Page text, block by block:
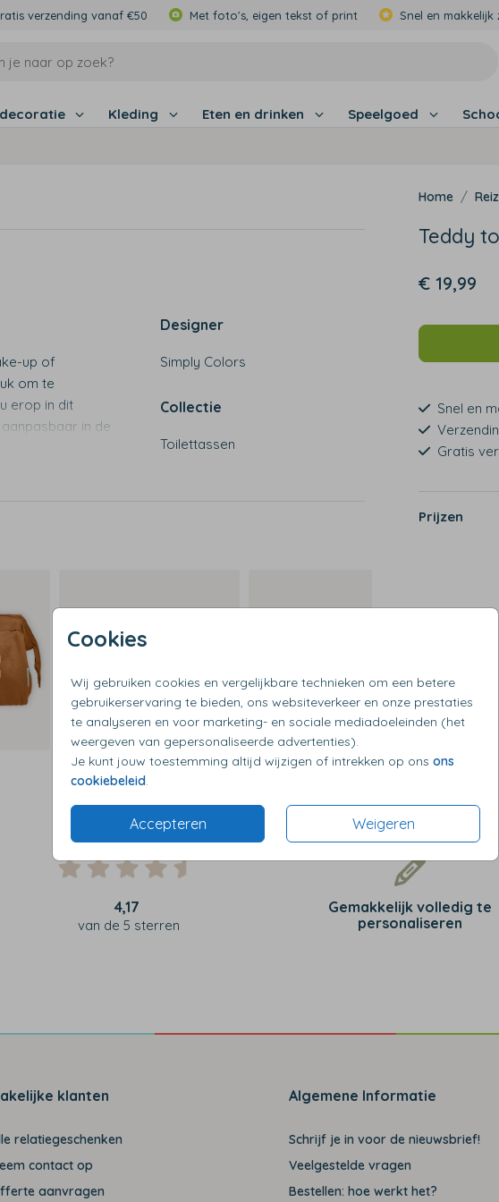
verzending vanaf €50 Met foto's, eigen tekst of print Snel en
Kleding Eten en drinken Speelgoed
Cookies
Wij gebruiken cookies en vergelijkbare technieken om een betere
gebruikerservaring te bieden, ons websiteverkeer en onze prestaties
te analyseren en voor marketing- en sociale mediadoeleinden (het
weergeven van gepersonaliseerde advertenties).
Je kunt jouw toestemming altijd wijzigen of intrekken op ons ons
cookiebeleid
Accepteren Weigeren
up of
om te
erop in dit
in de
Designer
Simply Colors
Collectie
Toilettassen
Teddy
€ 19,99
Snel en
Gratis
Prijzen
4,17
van de 5 sterren
Gemakkelijk volledig te
personaliseren
klanten
relatiegeschenken
contact op
aanvragen
Algemene Informatie
Schrijf je in voor de nieuwsbrief!
Veelgestelde vragen
Bestellen: hoe werkt het?